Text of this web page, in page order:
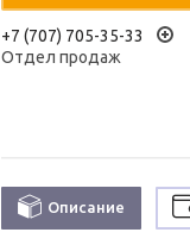
+7 (707) 705-35-33
Отдел продаж
Описание